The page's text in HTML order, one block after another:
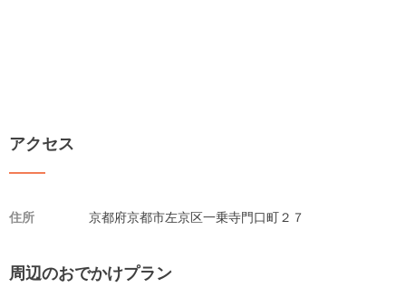
アクセス
住所 京都府京都市左京区一乗寺門口町２７
周辺のおでかけプラン